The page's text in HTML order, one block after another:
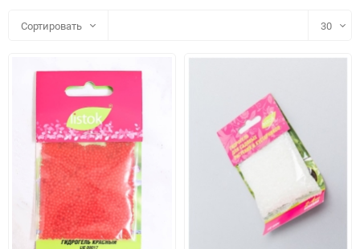
Сортировать 30
150